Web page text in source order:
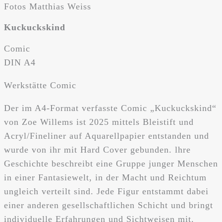
Fotos Matthias Weiss
Kuckuckskind
Comic
DIN A4
Werkstätte Comic
Der im A4-Format verfasste Comic „Kuckuckskind“
von Zoe Willems ist 2025 mittels Bleistift und
Acryl/Fineliner auf Aquarellpapier entstanden und
wurde von ihr mit Hard Cover gebunden. lhre
Geschichte beschreibt eine Gruppe junger Menschen
in einer Fantasiewelt, in der Macht und Reichtum
ungleich verteilt sind. Jede Figur entstammt dabei
einer anderen gesellschaftlichen Schicht und bringt
individuelle Erfahrungen und Sichtweisen mit.